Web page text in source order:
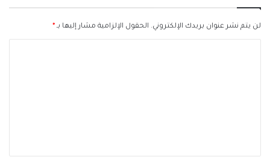
لن يتم نشر عنوان بريدك الإلكتروني. الحقول الإلزامية مشار إليها بـ *
ق